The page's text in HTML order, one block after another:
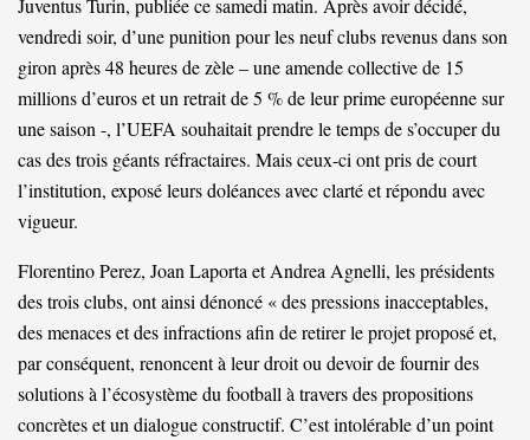
vendredi soir, d’unepunition pour les neuf clubs revenusdans son
giron après 48 heures de zèle – une amende collective de 15
millions d’euros et un retrait de 5 % de leur prime européenne sur
une saison -, l’UEFA souhaitait prendre le temps de s’occuper du
cas des trois géants réfractaires. Mais ceux-ci ont pris de court
l’institution, exposé leurs doléances avec clarté et répondu avec
vigueur.
Florentino Perez, Joan Laporta etAndrea Agnelli, les présidents
des trois clubs, ont ainsi dénoncé « des pressions inacceptables,
des menaces et des infractions afin de retirer le projet proposé et,
par conséquent, renoncent à leur droit ou devoir de fournir des
solutions à l’écosystème du football à travers des propositions
concrètes et un dialogue constructif. C’estintolérable d’un point